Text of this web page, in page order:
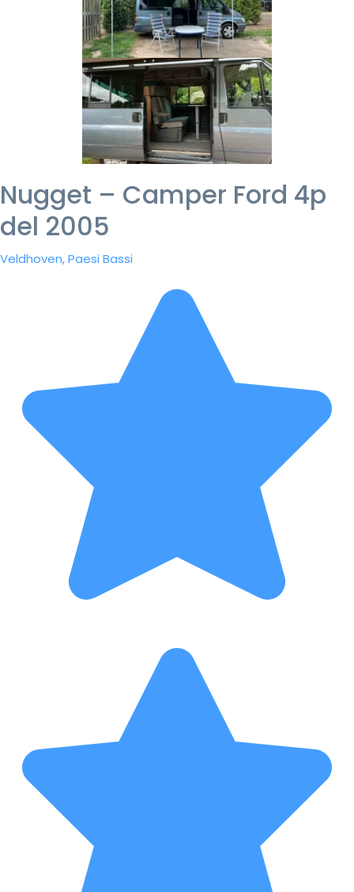
Nugget – Camper Ford 4p
del 2005
Veldhoven, Paesi Bassi